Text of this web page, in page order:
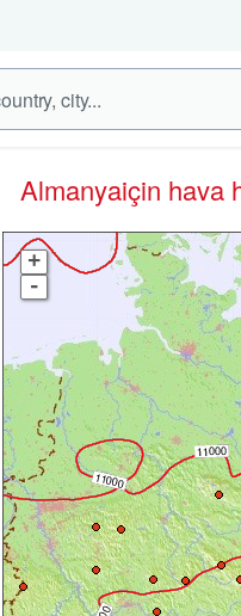
Almanyaiçin hava
+
-